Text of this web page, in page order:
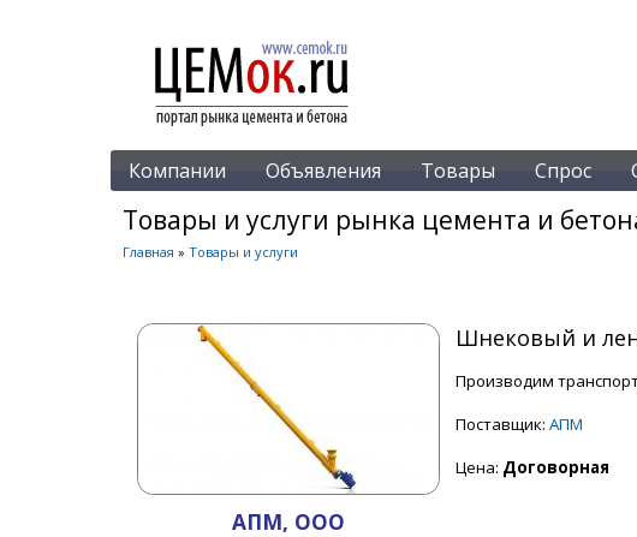
Компании Объявления Товары Спрос
Товары и услуги рынка цемента и
Главная » Товары и услуги
АПМ, ООО
Шнековый и
Производим
Поставщик: АПМ
Цена: Договорная